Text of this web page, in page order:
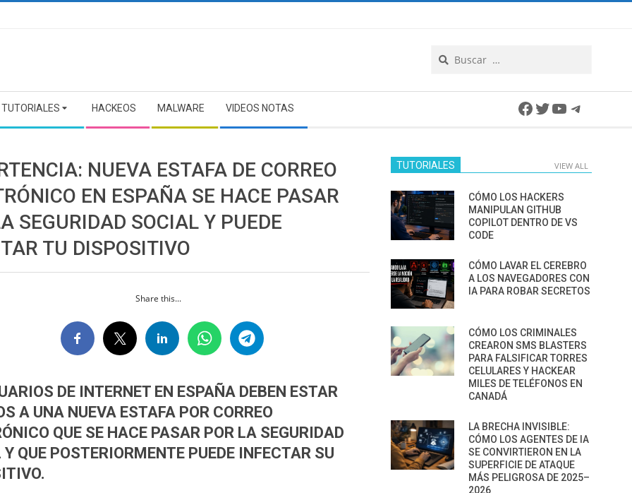
TUTORIALES HACKEOS MALWARE VIDEOS NOTAS Facebook
Twitter
YouTube
NUEVA ESTAFA DE CORREO
EN ESPAÑA SE HACE PASAR
SEGURIDAD SOCIAL Y PUEDE
TU DISPOSITIVO
Share this...
DE INTERNET EN ESPAÑA DEBEN ESTAR
A UNA NUEVA ESTAFA POR CORREO
QUE SE HACE PASAR POR LA SEGURIDAD
QUE POSTERIORMENTE PUEDE INFECTAR SU
TUTORIALES VIEW ALL
CÓMO LOS HACKERS
MANIPULAN GITHUB
COPILOT DENTRO DE VS
CODE
CÓMO LAVAR EL CEREBRO
A LOS NAVEGADORES CON
IA PARA ROBAR SECRETOS
CÓMO LOS CRIMINALES
CREARON SMS BLASTERS
PARA FALSIFICAR TORRES
CELULARES Y HACKEAR
MILES DE TELÉFONOS EN
CANADÁ
LA BRECHA INVISIBLE:
CÓMO LOS AGENTES DE IA
SE CONVIRTIERON EN LA
SUPERFICIE DE ATAQUE
MÁS PELIGROSA DE 2025–
2026